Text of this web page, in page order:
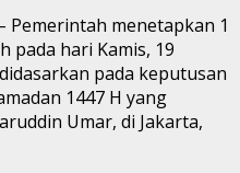
Pemerintah menetapkan 1
pada hari Kamis, 19
pada keputusan
1447 H yang
Umar, di Jakarta,